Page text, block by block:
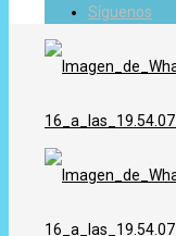
Síguenos